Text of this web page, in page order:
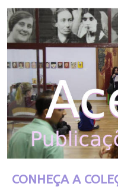
CONHEÇA A